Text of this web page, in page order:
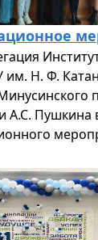
им. Н. Ф.
А.С. Пушкина